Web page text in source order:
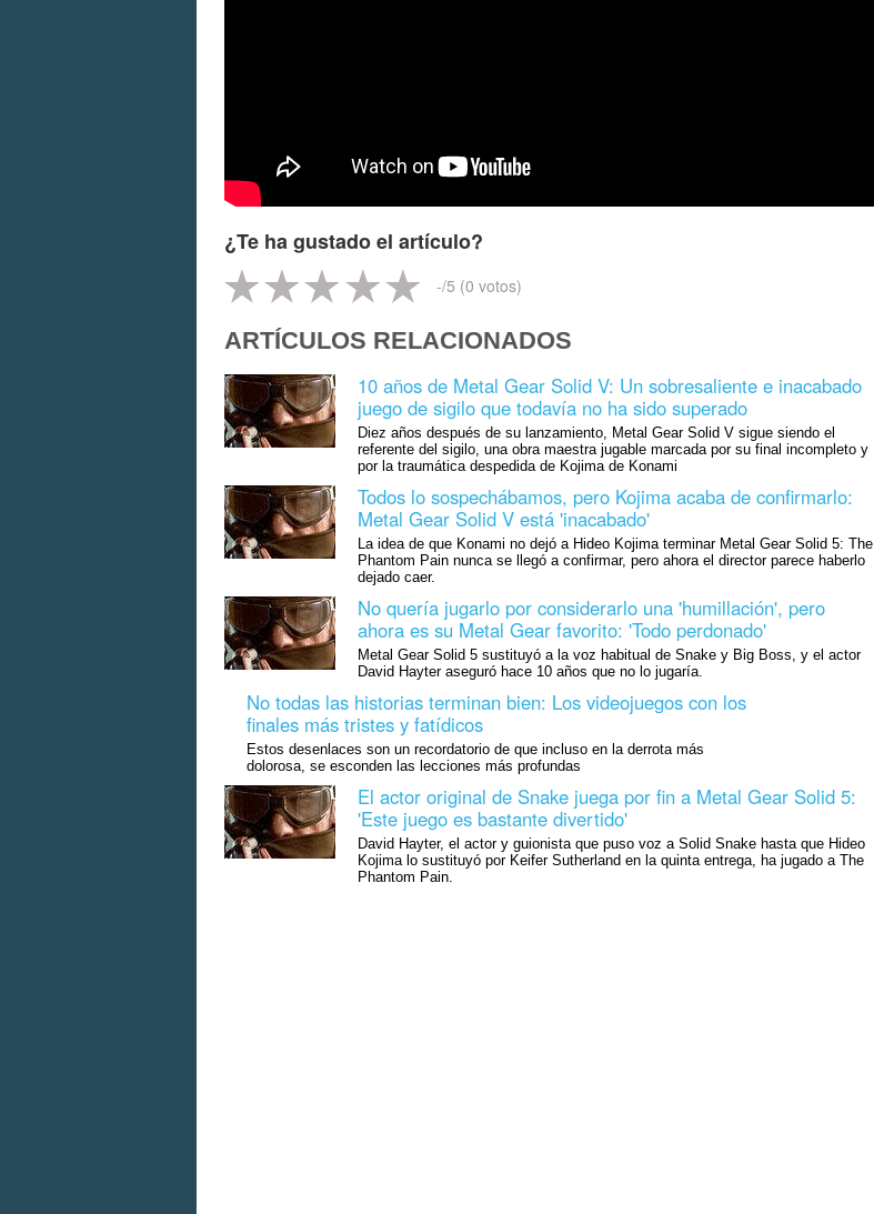
¿Te ha gustado el artículo?
-/5 (0 votos)
ARTÍCULOS RELACIONADOS
10 años de Metal Gear Solid V: Un sobresaliente e inacabado
juego de sigilo que todavía no ha sido superado
Diez años después de su lanzamiento, Metal Gear Solid V sigue siendo el
referente del sigilo, una obra maestra jugable marcada por su final incompleto y
por la traumática despedida de Kojima de Konami
Todos lo sospechábamos, pero Kojima acaba de confirmarlo:
Metal Gear Solid V está 'inacabado'
La idea de que Konami no dejó a Hideo Kojima terminar Metal Gear Solid 5: The
Phantom Pain nunca se llegó a confirmar, pero ahora el director parece haberlo
dejado caer.
No quería jugarlo por considerarlo una 'humillación', pero
ahora es su Metal Gear favorito: 'Todo perdonado'
Metal Gear Solid 5 sustituyó a la voz habitual de Snake y Big Boss, y el actor
David Hayter aseguró hace 10 años que no lo jugaría.
No todas las historias terminan bien: Los videojuegos con los
finales más tristes y fatídicos
Estos desenlaces son un recordatorio de que incluso en la derrota más
dolorosa, se esconden las lecciones más profundas
El actor original de Snake juega por fin a Metal Gear Solid 5:
'Este juego es bastante divertido'
David Hayter, el actor y guionista que puso voz a Solid Snake hasta que Hideo
Kojima lo sustituyó por Keifer Sutherland en la quinta entrega, ha jugado a The
Phantom Pain.